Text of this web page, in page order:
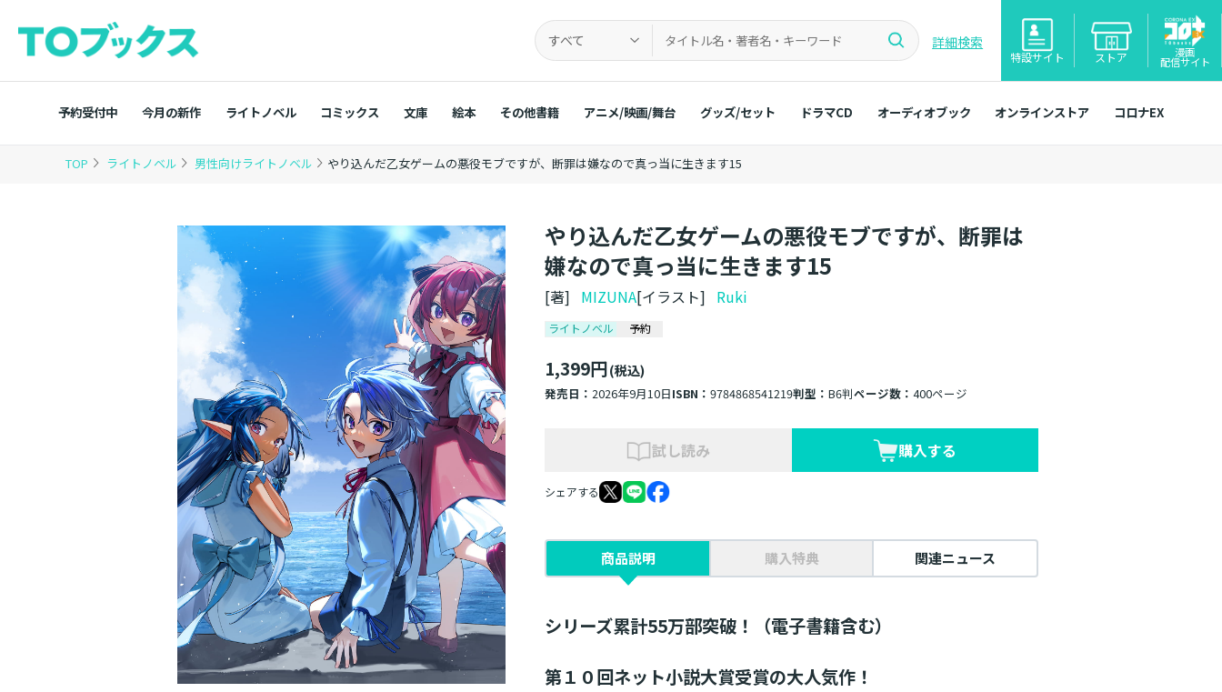
すべて 詳細検索
特設サイト ストア 漫画
配信サイト
予約受付中 今月の新作 ライトノベル コミックス 文庫 絵本 その他書籍 アニメ/映画/舞台 グッズ/セット ドラマCD オーディオブック オンラインストア コロナEX
TOP ライトノベル 男性向けライトノベル やり込んだ乙女ゲームの悪役モブですが、断罪は嫌なので真っ当に生きます15
やり込んだ乙女ゲームの悪役モブですが、断罪は
嫌なので真っ当に生きます15
[著] MIZUNA[イラスト] Ruki
ライトノベル 予約
1,399円(税込)
発売日：2026年9月10日ISBN：9784868541219判型：B6判ページ数：400ページ
試し読み 購入する
シェアする
商品説明 購入特典 関連ニュース
シリーズ累計55万部突破！（電子書籍含む）
第１０回ネット小説大賞受賞の大人気作！